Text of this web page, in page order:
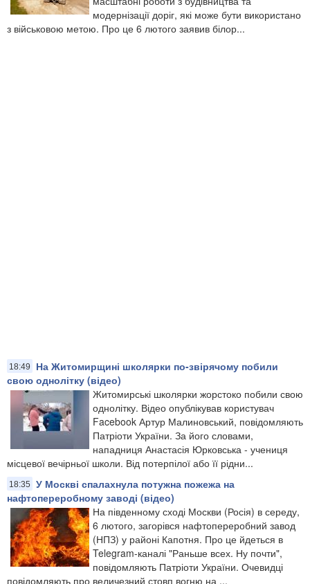
модернізації доріг, які може бути використано
з військовою метою. Про це 6 лютого заявив білор...
18:49
На Житомирщині школярки по-звірячому побили
свою однолітку (відео)
Житомирські школярки жорстоко побили свою
однолітку. Відео опублікував користувач
Facebook Артур Малиновський, повідомляють
Патріоти України. За його словами,
нападниця Анастасія Юрковська - учениця
місцевої вечірньої школи. Від потерпілої або її рідни...
18:35
У Москві спалахнула потужна пожежа на
нафтопереробному заводі (відео)
На південному сході Москви (Росія) в середу,
6 лютого, загорівся нафтопереробний завод
(НПЗ) у районі Капотня. Про це йдеться в
Telegram-каналі "Раньше всех. Ну почти",
повідомляють Патріоти України. Очевидці
повідомляють про величезний стовп вогню на ...